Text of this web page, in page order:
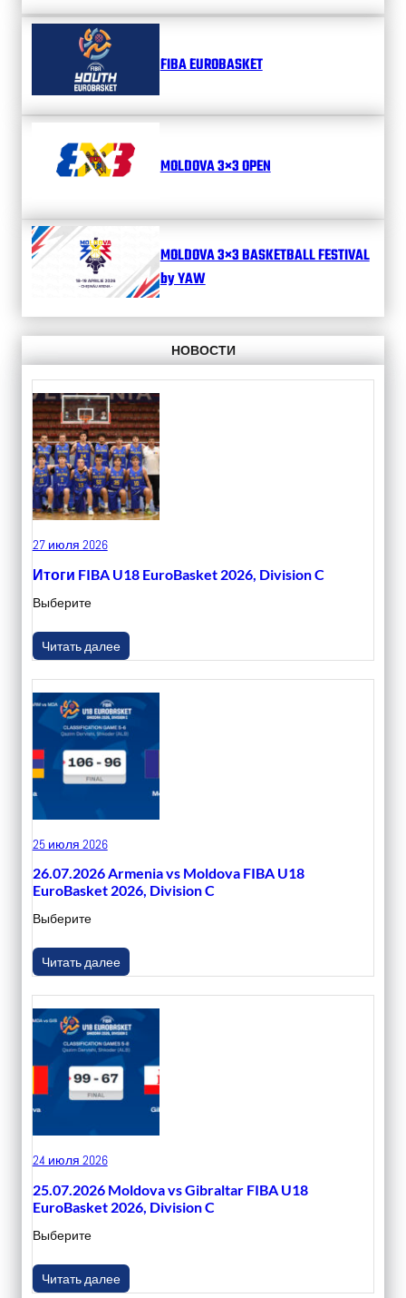
FIBA EUROBASKET
MOLDOVA 3×3 OPEN
MOLDOVA 3×3 BASKETBALL FESTIVAL
by YAW
НОВОСТИ
27 июля 2026
Итоги FIBA U18 EuroBasket 2026, Division C
Выберите
Читать далее
25 июля 2026
26.07.2026 Armenia vs Moldova FIBA U18
EuroBasket 2026, Division C
Выберите
Читать далее
24 июля 2026
25.07.2026 Moldova vs Gibraltar FIBA U18
EuroBasket 2026, Division C
Выберите
Читать далее